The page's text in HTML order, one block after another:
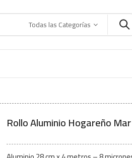
Todas las Categorías
Rollo Aluminio Hogareño